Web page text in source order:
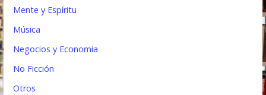
Mente y Espíritu
Música
Negocios y Economia
No Ficción
Otros